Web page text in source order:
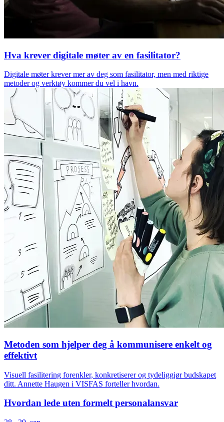
Hva krever digitale møter av en fasilitator?
Digitale møter krever mer av deg som fasilitator, men med riktige
metoder og verktøy kommer du vel i havn.
Metoden som hjelper deg å kommunisere enkelt og
effektivt
Visuell fasilitering forenkler, konkretiserer og tydeliggjør budskapet
ditt. Annette Haugen i VISFAS forteller hvordan.
Hvordan lede uten formelt personalansvar